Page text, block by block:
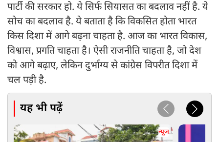
पार्टी की सरकार हो. ये सिर्फ सियासत का बदलाव नहीं है. ये
सोच का बदलाव है. ये बताता है कि विकसित होता भारत
किस दिशा में आगे बढ़ना चाहता है. आज का भारत विकास,
विश्वास, प्रगति चाहता है। ऐसी राजनीति चाहता है, जो देश
को आगे बढ़ाए, लेकिन दुर्भाग्य से कांग्रेस विपरीत दिशा में
चल पड़ी है.
यह भी पढ़ें
न्यूज